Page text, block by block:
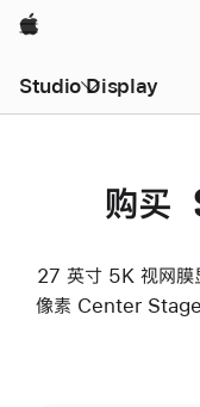
Apple
Studio Display
购买
27 英寸 5K 视网膜
像素 Center Stage